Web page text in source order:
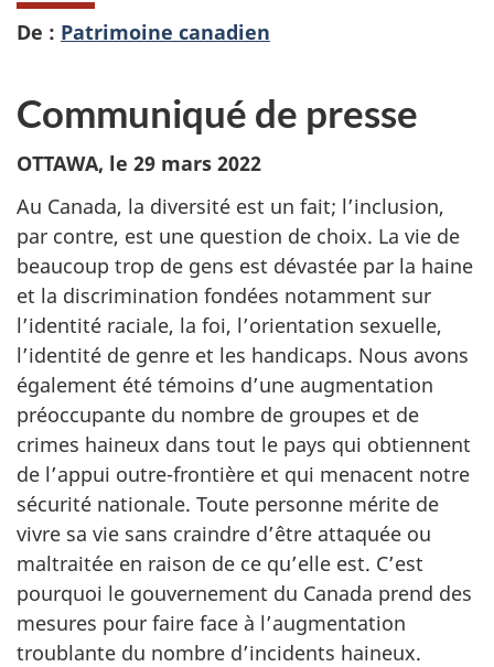
De : Patrimoine canadien
Communiqué de presse
OTTAWA, le 29 mars 2022
Au Canada, la diversité est un fait; l’inclusion,
par contre, est une question de choix. La vie de
beaucoup trop de gens est dévastée par la haine
et la discrimination fondées notamment sur
l’identité raciale, la foi, l’orientation sexuelle,
l’identité de genre et les handicaps. Nous avons
également été témoins d’une augmentation
préoccupante du nombre de groupes et de
crimes haineux dans tout le pays qui obtiennent
de l’appui outre-frontière et qui menacent notre
sécurité nationale. Toute personne mérite de
vivre sa vie sans craindre d’être attaquée ou
maltraitée en raison de ce qu’elle est. C’est
pourquoi le gouvernement du Canada prend des
mesures pour faire face à l’augmentation
troublante du nombre d’incidents haineux.